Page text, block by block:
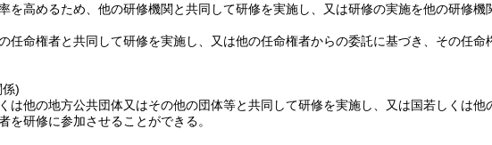
を高めるため、他の研修機関と共同して研修を実施し、又は研修の実施を他の研修機
任命権者と共同して研修を実施し、又は他の任命権者からの委託に基づき、その任
)
は他の地方公共団体又はその他の団体等と共同して研修を実施し、又は国若しくは
を研修に参加させることができる。